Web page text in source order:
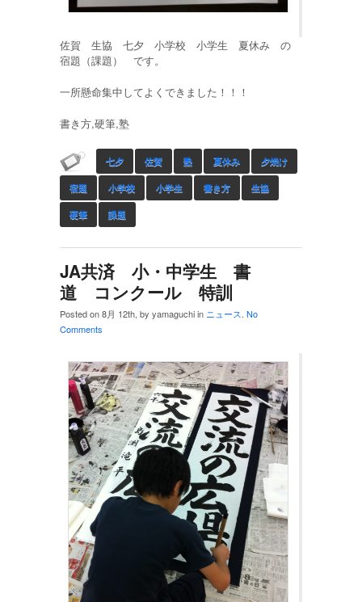
佐賀 生協 七夕 小学校 小学生 夏休み の
宿題（課題） です。
一所懸命集中してよくできました！！！
書き方,硬筆,塾
七夕 佐賀 塾 夏休み 夕焼け
宿題 小学校 小学生 書き方 生協
硬筆 課題
JA共済 小・中学生 書
道 コンクール 特訓
Posted on 8月 12th, by yamaguchi in ニュース. No
Comments